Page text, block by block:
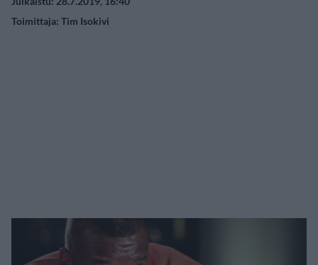
Toimittaja: Tim Isokivi